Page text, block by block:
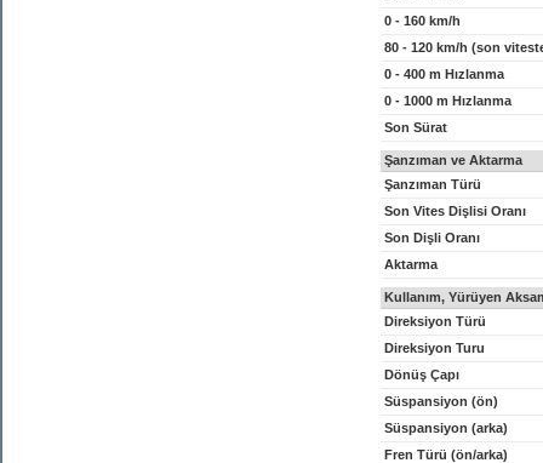
0 - 160 km/h
80 - 120 km/h (son
0 - 400 m Hızlanma
0 - 1000 m Hızlanma
Son Sürat
Şanzıman ve Aktarma
Şanzıman Türü
Son Vites Dişlisi Oranı
Son Dişli Oranı
Aktarma
Kullanım, Yürüyen
Direksiyon Türü
Direksiyon Turu
Dönüş Çapı
Süspansiyon (ön)
Süspansiyon (arka)
Fren Türü (ön/arka)